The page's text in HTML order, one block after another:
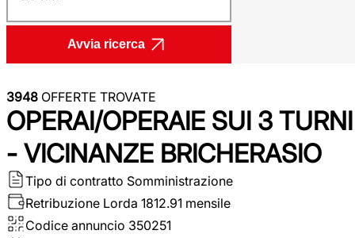
Avvia ricerca
3948 OFFERTE TROVATE
OPERAI/OPERAIE SUI 3 TURNI
- VICINANZE BRICHERASIO
Tipo di contratto Somministrazione
Retribuzione Lorda 1812.91 mensile
Codice annuncio 350251